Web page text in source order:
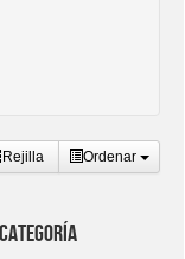
Rejilla Ordenar